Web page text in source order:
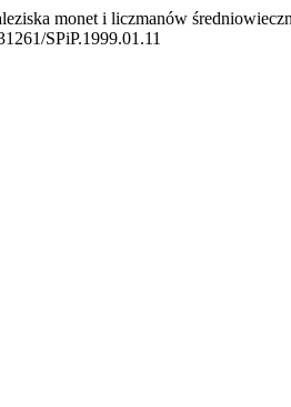
monet i liczmanów
SPiP.1999.01.11